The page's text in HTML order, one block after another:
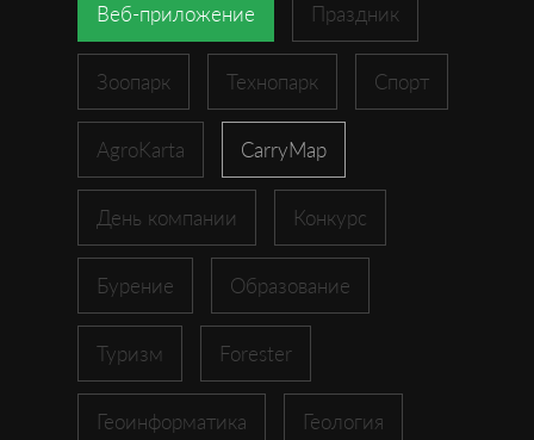
Веб-приложение Праздник
Зоопарк Технопарк Спорт
AgroKarta CarryMap
День компании Конкурс
Бурение Образование
Туризм Forester
Геоинформатика Геология